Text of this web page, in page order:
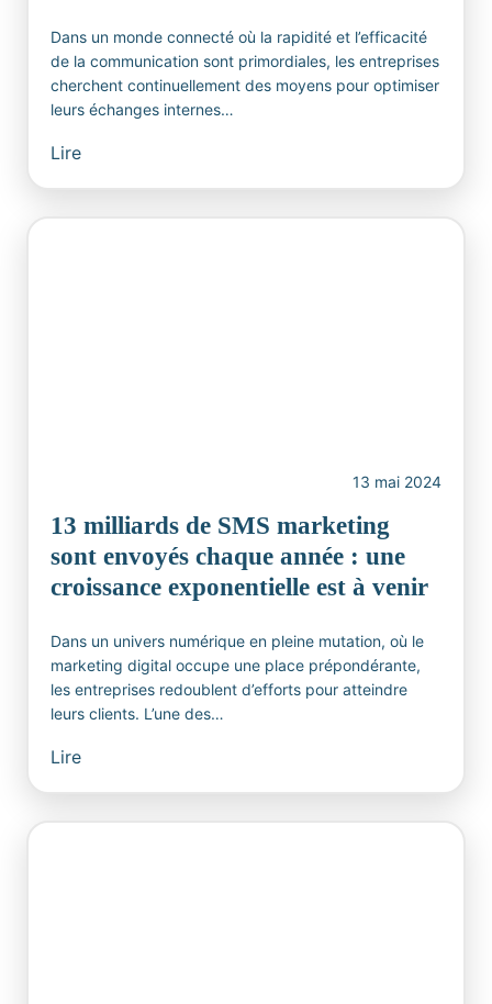
Dans un monde connecté où la rapidité et l’efficacité
de la communication sont primordiales, les entreprises
cherchent continuellement des moyens pour optimiser
leurs échanges internes…
Lire
13 mai 2024
13 milliards de SMS marketing
sont envoyés chaque année : une
croissance exponentielle est à venir
Dans un univers numérique en pleine mutation, où le
marketing digital occupe une place prépondérante,
les entreprises redoublent d’efforts pour atteindre
leurs clients. L’une des…
Lire